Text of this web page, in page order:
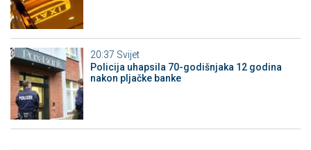
20:37 Svijet
Policija uhapsila 70-godišnjaka 12 godina
nakon pljačke banke